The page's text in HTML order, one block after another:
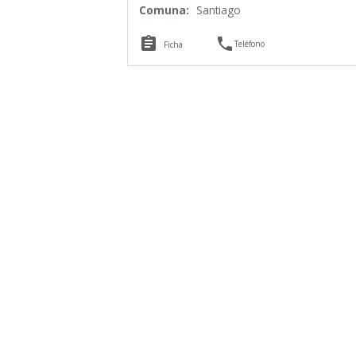
Comuna: Santiago
 Ficha Teléfono